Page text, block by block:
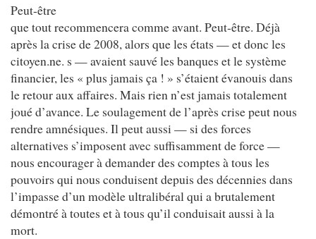
Peut-être
que tout recommencera comme avant. Peut-être. Déjà
après la crise de 2008, alors que les états — et donc les
citoyen.ne. s — avaient sauvé les banques et le système
financier, les « plus jamais ça ! » s’étaient évanouis dans
le retour aux affaires. Mais rien n’est jamais totalement
joué d’avance. Le soulagement de l’après crise peut nous
rendre amnésiques. Il peut aussi — si des forces
alternatives s’imposent avec suffisamment de force —
nous encourager à demander des comptes à tous les
pouvoirs qui nous conduisent depuis des décennies dans
l’impasse d’un modèle ultralibéral qui a brutalement
démontré à toutes et à tous qu’il conduisait aussi à la
mort.